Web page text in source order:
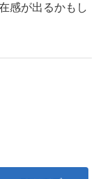
感が出るかもし